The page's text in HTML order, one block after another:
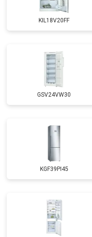
KIL18V20FF
GSV24VW30
KGF39PI45